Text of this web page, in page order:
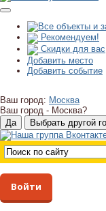
Рекомендуем!
Скидки для вас
Добавить место
Добавить событие
Ваш город: Москва
Ваш город - Москва?
Войти